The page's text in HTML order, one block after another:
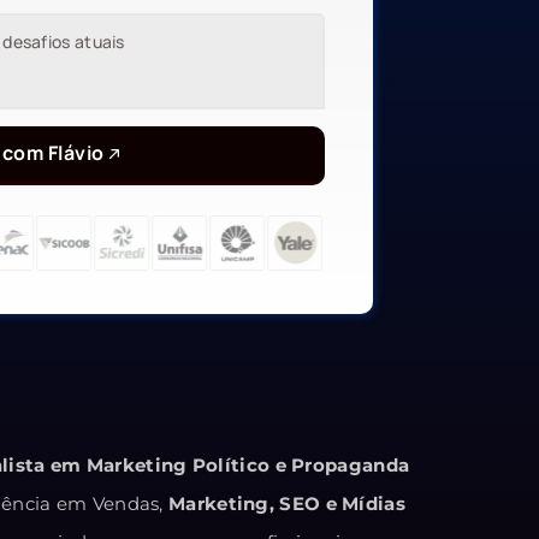
Flávio
em Marketing Político e Propaganda
em Vendas, Marketing, SEO e Mídias